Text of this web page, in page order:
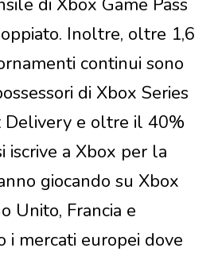
Inoltre, oltre 1,6
continui sono
di Xbox Series
Delivery e oltre il 40%
iscrive a Xbox per la
giocando su Xbox
Unito, Francia e
i mercati europei dove